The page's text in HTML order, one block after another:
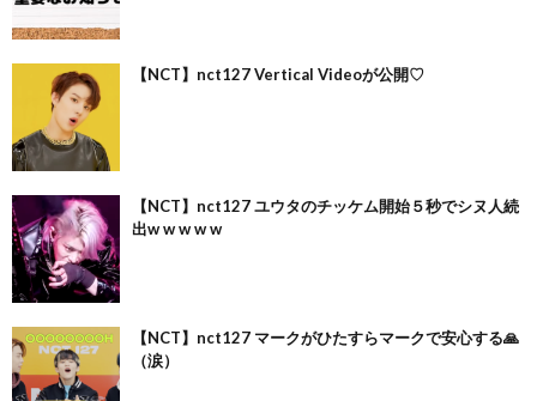
【NCT】nct127 Vertical Videoが公開♡
【NCT】nct127 ユウタのチッケム開始５秒でシヌ人続
出w w w w w
【NCT】nct127 マークがひたすらマークで安心する🙏
（涙）